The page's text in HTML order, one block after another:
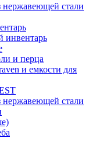
нержавеющей стали
инвентарь
и перца
и емкости для
нержавеющей стали